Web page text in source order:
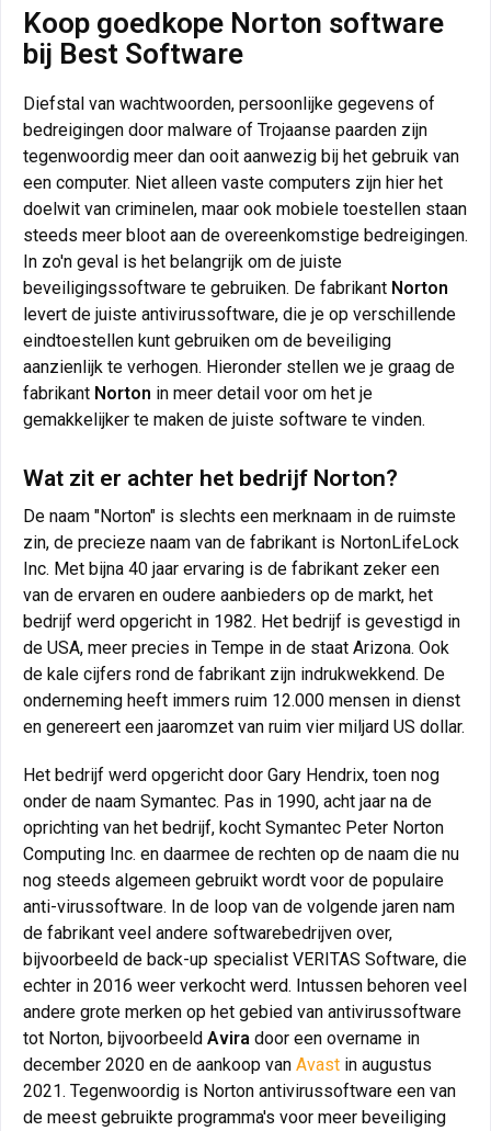
Koop goedkope Norton software
bij Best Software
Diefstal van wachtwoorden, persoonlijke gegevens of
bedreigingen door malware of Trojaanse paarden zijn
tegenwoordig meer dan ooit aanwezig bij het gebruik van
een computer. Niet alleen vaste computers zijn hier het
doelwit van criminelen, maar ook mobiele toestellen staan
steeds meer bloot aan de overeenkomstige bedreigingen.
In zo'n geval is het belangrijk om de juiste
beveiligingssoftware te gebruiken. De fabrikant Norton
levert de juiste antivirussoftware, die je op verschillende
eindtoestellen kunt gebruiken om de beveiliging
aanzienlijk te verhogen. Hieronder stellen we je graag de
fabrikant Norton in meer detail voor om het je
gemakkelijker te maken de juiste software te vinden.
Wat zit er achter het bedrijf Norton?
De naam "Norton" is slechts een merknaam in de ruimste
zin, de precieze naam van de fabrikant is NortonLifeLock
Inc. Met bijna 40 jaar ervaring is de fabrikant zeker een
van de ervaren en oudere aanbieders op de markt, het
bedrijf werd opgericht in 1982. Het bedrijf is gevestigd in
de USA, meer precies in Tempe in de staat Arizona. Ook
de kale cijfers rond de fabrikant zijn indrukwekkend. De
onderneming heeft immers ruim 12.000 mensen in dienst
en genereert een jaaromzet van ruim vier miljard US dollar.
Het bedrijf werd opgericht door Gary Hendrix, toen nog
onder de naam Symantec. Pas in 1990, acht jaar na de
oprichting van het bedrijf, kocht Symantec Peter Norton
Computing Inc. en daarmee de rechten op de naam die nu
nog steeds algemeen gebruikt wordt voor de populaire
anti-virussoftware. In de loop van de volgende jaren nam
de fabrikant veel andere softwarebedrijven over,
bijvoorbeeld de back-up specialist VERITAS Software, die
echter in 2016 weer verkocht werd. Intussen behoren veel
andere grote merken op het gebied van antivirussoftware
tot Norton, bijvoorbeeld Avira door een overname in
december 2020 en de aankoop van Avast in augustus
2021. Tegenwoordig is Norton antivirussoftware een van
de meest gebruikte programma's voor meer beveiliging